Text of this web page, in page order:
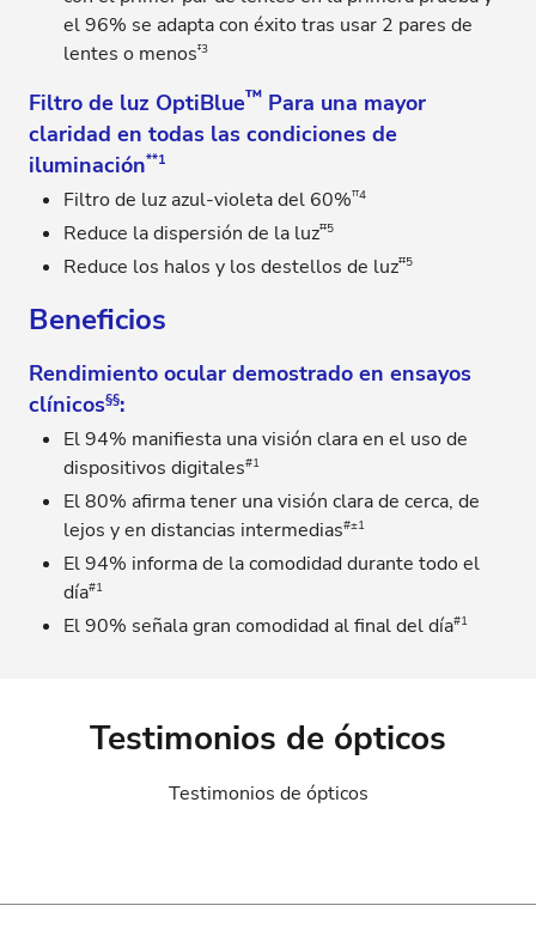
el 96% se adapta con éxito tras usar 2 pares de
lentes o menos‡3
Filtro de luz OptiBlue™ Para una mayor
claridad en todas las condiciones de
iluminación**1
Filtro de luz azul-violeta del 60%††4
Reduce la dispersión de la luz‡‡5
Reduce los halos y los destellos de luz‡‡5
Beneficios
Rendimiento ocular demostrado en ensayos
clínicos§§:
El 94% manifiesta una visión clara en el uso de
dispositivos digitales#1
El 80% afirma tener una visión clara de cerca, de
lejos y en distancias intermedias#±1
El 94% informa de la comodidad durante todo el
día#1
El 90% señala gran comodidad al final del día#1
Testimonios de ópticos
Testimonios de ópticos